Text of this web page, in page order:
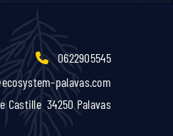
0622905545
palavas.com
Castille 34250 Palavas